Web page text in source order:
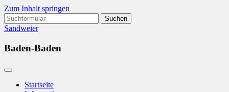
Zum Inhalt springen
Suchen
nach:
Sandweier
Baden-Baden
Startseite